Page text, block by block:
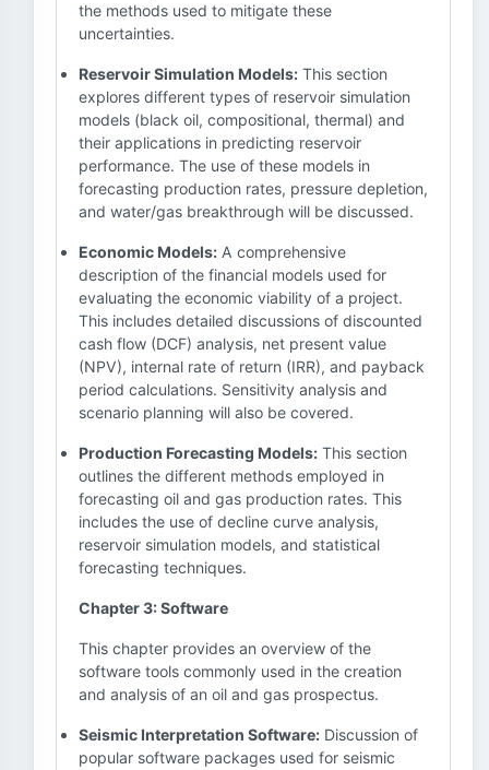
the methods used to mitigate these
uncertainties.
Reservoir Simulation Models: This section
explores different types of reservoir simulation
models (black oil, compositional, thermal) and
their applications in predicting reservoir
performance. The use of these models in
forecasting production rates, pressure depletion,
and water/gas breakthrough will be discussed.
Economic Models: A comprehensive
description of the financial models used for
evaluating the economic viability of a project.
This includes detailed discussions of discounted
cash flow (DCF) analysis, net present value
(NPV), internal rate of return (IRR), and payback
period calculations. Sensitivity analysis and
scenario planning will also be covered.
Production Forecasting Models: This section
outlines the different methods employed in
forecasting oil and gas production rates. This
includes the use of decline curve analysis,
reservoir simulation models, and statistical
forecasting techniques.
Chapter 3: Software
This chapter provides an overview of the
software tools commonly used in the creation
and analysis of an oil and gas prospectus.
Seismic Interpretation Software: Discussion of
popular software packages used for seismic